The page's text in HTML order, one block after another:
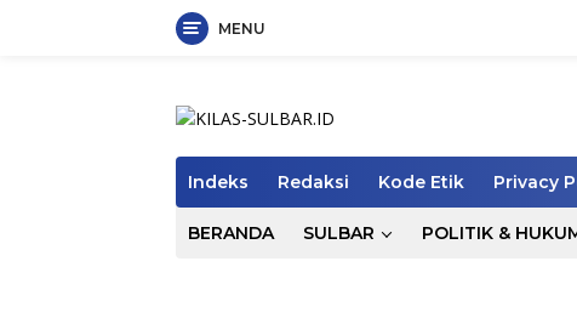
MENU
Indeks Redaksi Kode Etik Privacy
BERANDA SULBAR POLITIK &